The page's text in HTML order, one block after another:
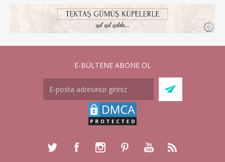
E-BÜLTENE ABONE OL